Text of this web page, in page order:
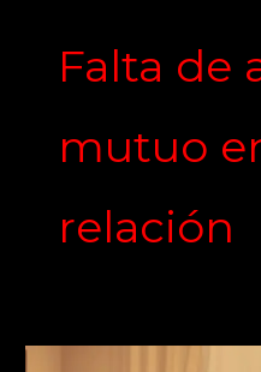
Falta de
mutuo
relación